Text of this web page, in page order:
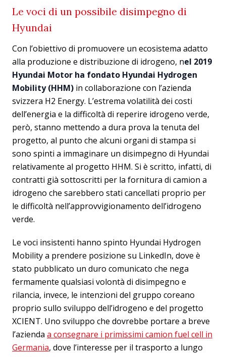
Le voci di un possibile disimpegno di
Hyundai
Con l’obiettivo di promuovere un ecosistema adatto
alla produzione e distribuzione di idrogeno, nel 2019
Hyundai Motor ha fondato Hyundai Hydrogen
Mobility (HHM) in collaborazione con l’azienda
svizzera H2 Energy. L’estrema volatilità dei costi
dell’energia e la difficoltà di reperire idrogeno verde,
però, stanno mettendo a dura prova la tenuta del
progetto, al punto che alcuni organi di stampa si
sono spinti a immaginare un disimpegno di Hyundai
relativamente al progetto HHM. Si è scritto, infatti, di
contratti già sottoscritti per la fornitura di camion a
idrogeno che sarebbero stati cancellati proprio per
le difficoltà nell’approvvigionamento dell’idrogeno
verde.
Le voci insistenti hanno spinto Hyundai Hydrogen
Mobility a prendere posizione su LinkedIn, dove è
stato pubblicato un duro comunicato che nega
fermamente qualsiasi volontà di disimpegno e
rilancia, invece, le intenzioni del gruppo coreano
proprio sullo sviluppo dell’idrogeno e del progetto
XCIENT. Uno sviluppo che dovrebbe portare a breve
l’azienda a consegnare i primissimi camion fuel cell in
Germania, dove l’interesse per il trasporto a lungo